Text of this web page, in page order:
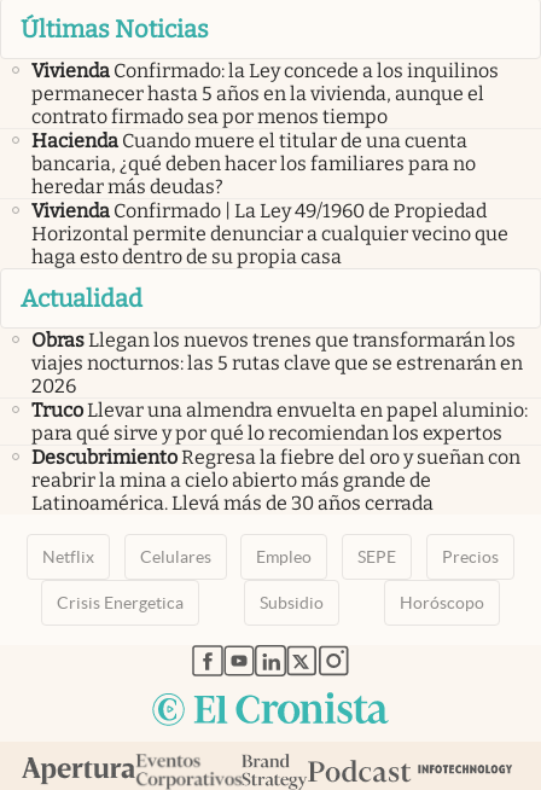
Últimas Noticias
Vivienda Confirmado: la Ley concede a los inquilinos
permanecer hasta 5 años en la vivienda, aunque el
contrato firmado sea por menos tiempo
Hacienda Cuando muere el titular de una cuenta
bancaria, ¿qué deben hacer los familiares para no
heredar más deudas?
Vivienda Confirmado | La Ley 49/1960 de Propiedad
Horizontal permite denunciar a cualquier vecino que
haga esto dentro de su propia casa
Actualidad
ObrasLlegan los nuevos trenes que transformarán los
viajes nocturnos: las 5 rutas clave que se estrenarán en
2026
TrucoLlevar una almendra envuelta en papel aluminio:
para qué sirve y por qué lo recomiendan los expertos
DescubrimientoRegresa la fiebre del oro y sueñan con
reabrir la mina a cielo abierto más grande de
Latinoamérica. Llevá más de 30 años cerrada
Netflix Celulares Empleo SEPE Precios
Crisis Energetica Subsidio Horóscopo
abre en nueva pestaña
abre en nueva pestaña
abre en nueva pestaña
abre en nueva pestaña
abre en nueva pestaña